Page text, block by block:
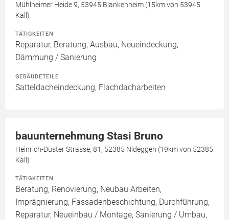
Mühlheimer Heide 9, 53945 Blankenheim (15km von 53945
Kall)
TÄTIGKEITEN
Reparatur, Beratung, Ausbau, Neueindeckung,
Dämmung / Sanierung
GEBÄUDETEILE
Satteldacheindeckung, Flachdacharbeiten
bauunternehmung Stasi Bruno
Heinrich-Düster Strasse, 81, 52385 Nideggen (19km von 52385
Kall)
TÄTIGKEITEN
Beratung, Renovierung, Neubau Arbeiten,
Imprägnierung, Fassadenbeschichtung, Durchführung,
Reparatur, Neueinbau / Montage, Sanierung / Umbau,